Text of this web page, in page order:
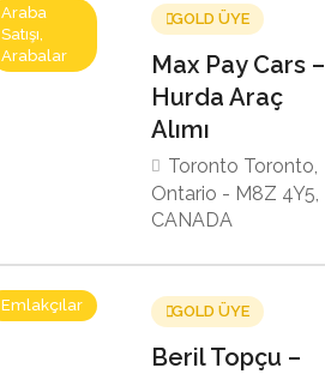
Araba
Satışı,
Arabalar
GOLD ÜYE
Max Pay Cars –
Hurda Araç
Alımı
Toronto Toronto,
Ontario - M8Z 4Y5,
CANADA
Emlakçılar GOLD ÜYE
Beril Topçu –